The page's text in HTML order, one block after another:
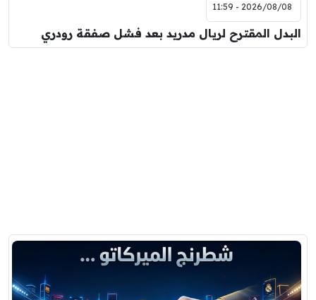
2026/08/08 - 11:59
البدل المقترح لريال مدريد بعد فشل صفقة رودري